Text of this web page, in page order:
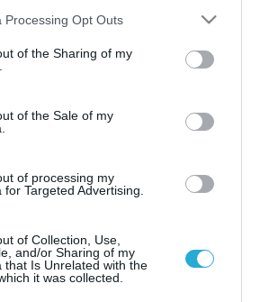
website/app uses one or more Google
or usage behaviour. You may click to
to Google and its third-party tags to
specified purposes in below Google
Processing Opt Outs
of the Sharing of my
of the Sale of my
of processing my
for Targeted Advertising.
of Collection, Use,
and/or Sharing of my
that Is Unrelated with the
it was collected.